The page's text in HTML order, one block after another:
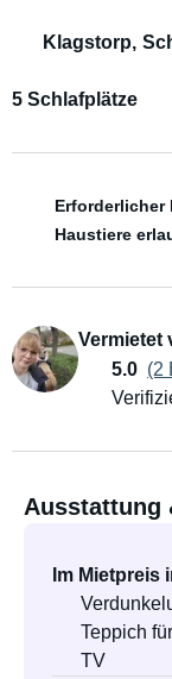
Klagstorp,
5 Schlafplätze
Erforderlicher
Haustiere
Vermietet
5.0 (2
Ausstattung
Im Mietpreis
Teppich
TV